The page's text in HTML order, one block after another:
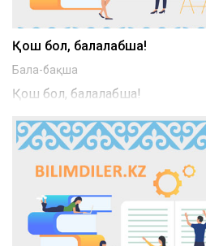
Қош бол, балалабқша!
Бала-бақша
Қош бол, балалабқша!